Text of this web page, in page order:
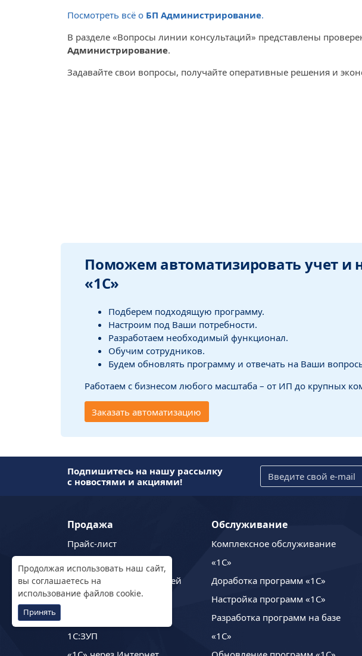
Посмотреть всё о БП Администрирование.
В разделе «Вопросы линии консультаций» представлены
Администрирование.
Задавайте свои вопросы, получайте оперативные решения и
Поможем автоматизировать учет и
«1С»
Подберем подходящую программу.
Настроим под Ваши потребности.
Разработаем необходимый функционал.
Обучим сотрудников.
Будем обновлять программу и отвечать на Ваши
Работаем с бизнесом любого масштаба – от ИП до крупных
Заказать автоматизацию
Подпишитесь на нашу рассылку
с новостями и акциями!
Продажа
Прайс-лист
1С:Управление торговлей
1С:Управление нашей
1С:ЗУП
Обслуживание
Комплексное обслуживание
«1С»
Доработка программ «1С»
Настройка программ «1С»
Разработка программ на базе
«1С»
Продолжая использовать наш сайт,
вы соглашаетесь на
использование файлов cookie.
Принять